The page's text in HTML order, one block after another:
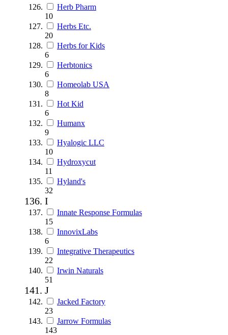
Herb Pharm
10
Herbs Etc.
20
Herbs for Kids
6
Herbtonics
6
Homeolab USA
8
Hot Kid
6
Humanx
9
Hyalogic LLC
10
Hydroxycut
11
Hyland's
32
I
Innate Response Formulas
15
InnovixLabs
6
Integrative Therapeutics
22
Irwin Naturals
51
J
Jacked Factory
23
Jarrow Formulas
143